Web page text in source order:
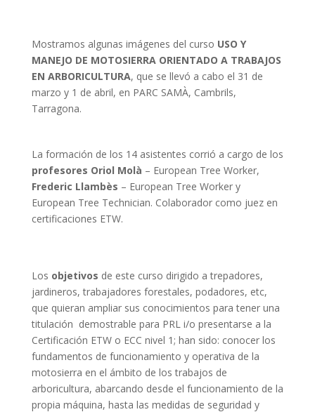
Mostramos algunas imágenes del curso USO Y
MANEJO DE MOTOSIERRA ORIENTADO A TRABAJOS
EN ARBORICULTURA, que se llevó a cabo el 31 de
marzo y 1 de abril, en PARC SAMÀ, Cambrils,
Tarragona.
La formación de los 14 asistentes corrió a cargo de los
profesores Oriol Molà – European Tree Worker,
Frederic Llambès – European Tree Worker y
European Tree Technician. Colaborador como juez en
certificaciones ETW.
Los objetivos de este curso dirigido a trepadores,
jardineros, trabajadores forestales, podadores, etc,
que quieran ampliar sus conocimientos para tener una
titulación demostrable para PRL i/o presentarse a la
Certificación ETW o ECC nivel 1; han sido: conocer los
fundamentos de funcionamiento y operativa de la
motosierra en el ámbito de los trabajos de
arboricultura, abarcando desde el funcionamiento de la
propia máquina, hasta las medidas de seguridad y